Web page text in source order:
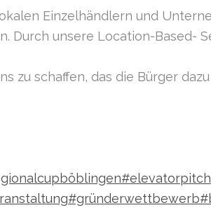
Einzelhändlern und
Durch unsere Location-Based-
zu schaffen, das die Bürger
#elevatorpitch
#gründerwettbewerb